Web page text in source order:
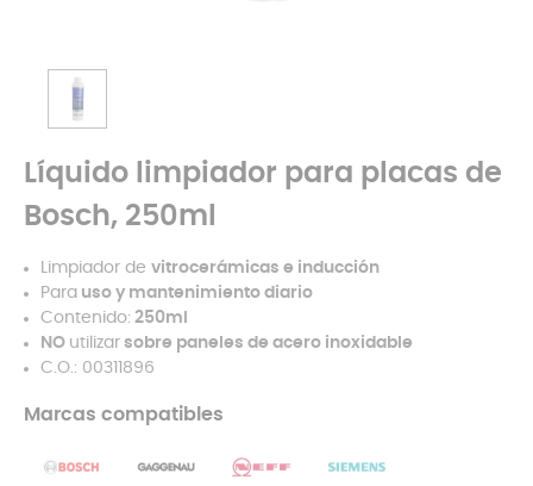
Líquido limpiador para placas de
Bosch, 250ml
Limpiador de vitrocerámicas e inducción
Para uso y mantenimiento diario
Contenido: 250ml
NO utilizar sobre paneles de acero inoxidable
C.O.: 00311896
Marcas compatibles